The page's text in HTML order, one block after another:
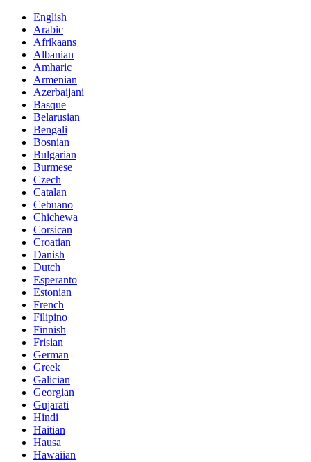
English
Arabic
Afrikaans
Albanian
Amharic
Armenian
Azerbaijani
Basque
Belarusian
Bengali
Bosnian
Bulgarian
Burmese
Czech
Catalan
Cebuano
Chichewa
Corsican
Croatian
Danish
Dutch
Esperanto
Estonian
French
Filipino
Finnish
Frisian
German
Greek
Galician
Georgian
Gujarati
Hindi
Haitian
Hausa
Hawaiian